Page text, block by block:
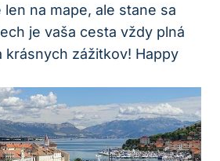
na mape, ale stane sa
je vaša cesta vždy plná
krásnych zážitkov! Happy